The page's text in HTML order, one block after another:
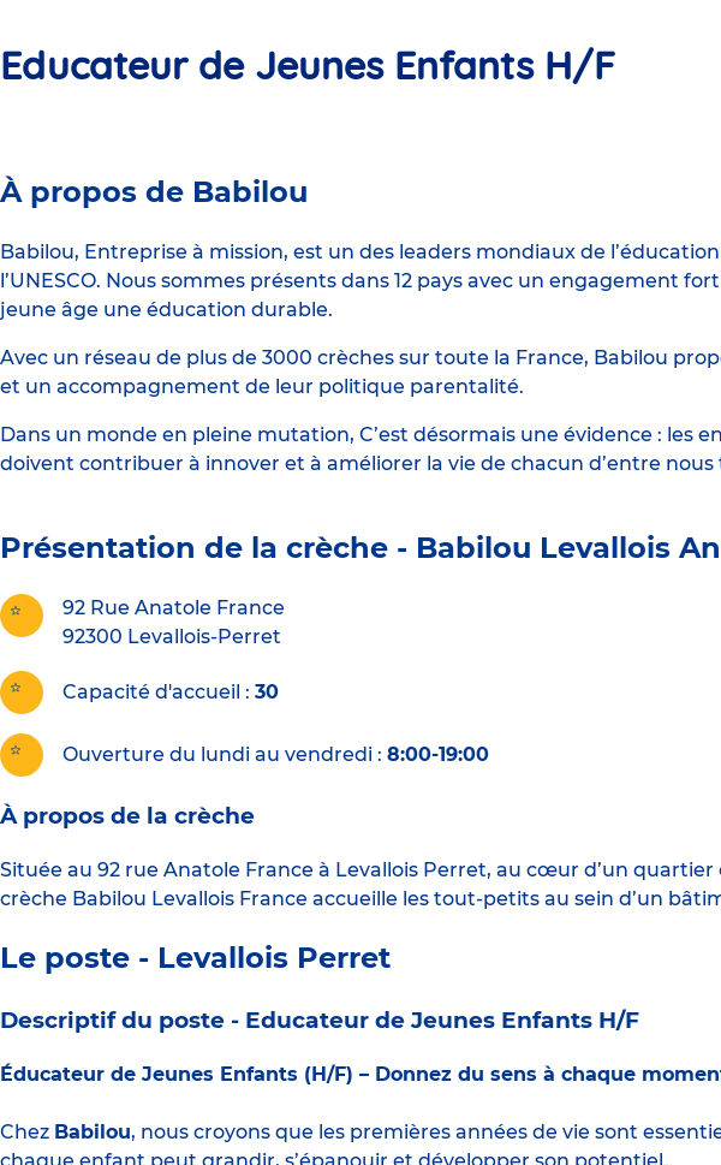
Educateur de Jeunes Enfants H/F
Babilou
Levallois
Anatole
À propos de Babilou
Babilou, Entreprise à mission, est un des leaders mondiaux de
l’UNESCO. Nous sommes présents dans 12 pays avec un engagement
jeune âge une éducation durable.
Avec un réseau de plus de 3000 crèches sur toute la France, Babilou
et un accompagnement de leur politique parentalité.
Dans un monde en pleine mutation, C’est désormais une évidence : les
doivent contribuer à innover et à améliorer la vie de chacun d’entre
Présentation de la crèche - Babilou Levallois
92 Rue Anatole France
92300 Levallois-Perret
Capacité d'accueil 30
Ouverture du lundi au vendredi : 8:00-19:00
À propos de la crèche
Située au 92 rue Anatole France à Levallois Perret, au cœur d’un
crèche Babilou Levallois France accueille les tout-petits au sein d’un
Le poste - Levallois Perret
Descriptif du poste - Educateur de Jeunes Enfants H/F
Éducateur de Jeunes Enfants (H/F) – Donnez du sens à chaque
Chez Babilou, nous croyons que les premières années de vie sont